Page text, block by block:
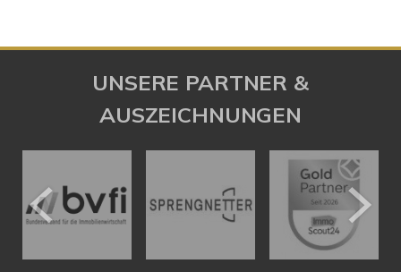
UNSERE PARTNER &
AUSZEICHNUNGEN